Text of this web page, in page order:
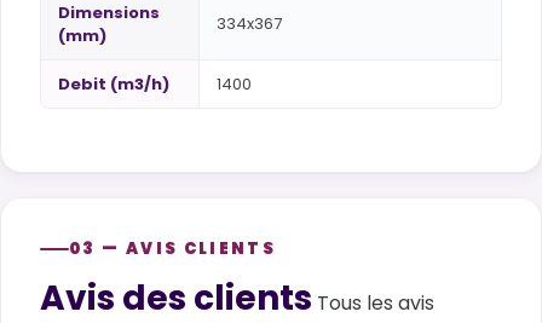
Dimensions
(mm)
334x367
Debit (m3/h) 1400
03 — AVIS CLIENTS
Customer reviews
Avis des clients Tous les avis